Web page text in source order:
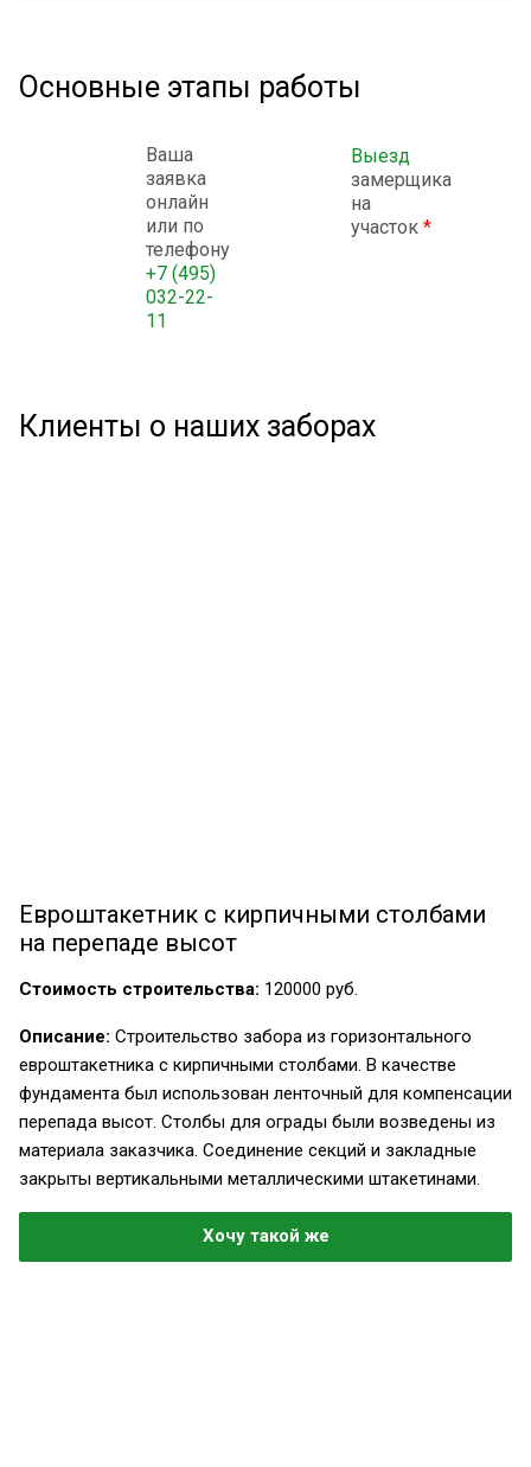
Основные этапы работы
Ваша
заявка
онлайн
или по
телефону
+7 (495)
032-22-
11
Выезд
замерщика
на
участок *
Клиенты о наших заборах
Евроштакетник с кирпичными столбами
на перепаде высот
Стоимость строительства: 120000 руб.
Описание: Строительство забора из горизонтального
евроштакетника с кирпичными столбами. В качестве
фундамента был использован ленточный для компенсации
перепада высот. Столбы для ограды были возведены из
материала заказчика. Соединение секций и закладные
закрыты вертикальными металлическими штакетинами.
Хочу такой же